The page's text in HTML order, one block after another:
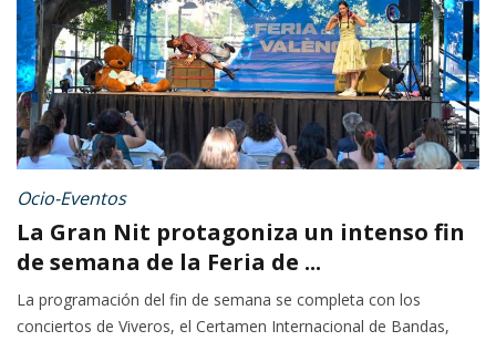
Ocio-Eventos
La Gran Nit protagoniza un intenso fin
de semana de la Feria de ...
La programación del fin de semana se completa con los
conciertos de Viveros, el Certamen Internacional de Bandas,